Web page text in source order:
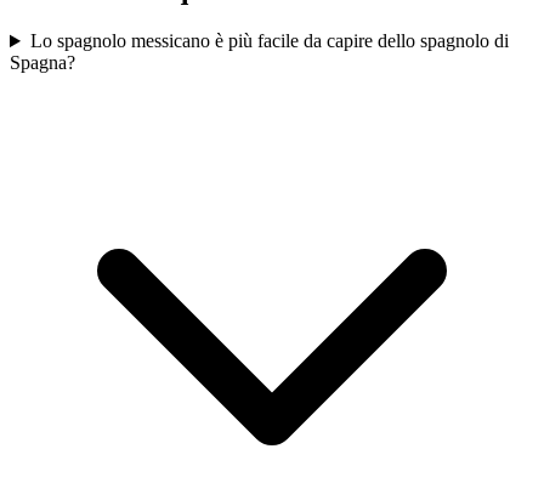
Lo spagnolo messicano è più facile da capire dello spagnolo di
Spagna?